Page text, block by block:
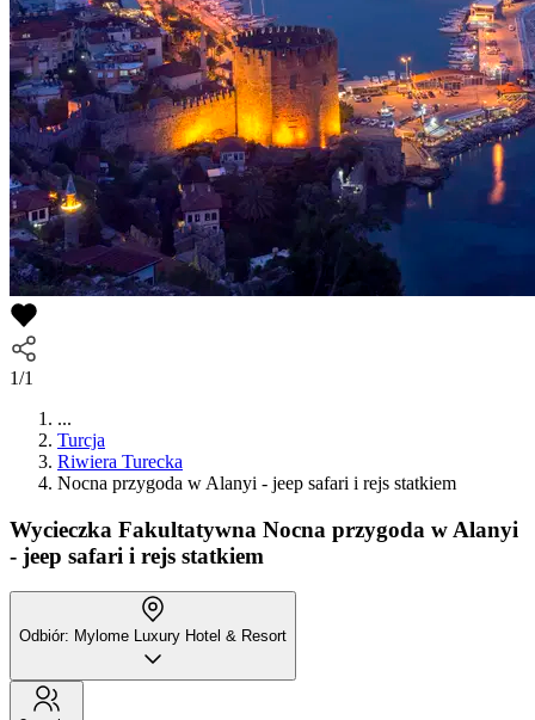
1/1
...
Turcja
Riwiera Turecka
Nocna przygoda w Alanyi - jeep safari i rejs statkiem
Wycieczka Fakultatywna Nocna przygoda w Alanyi
- jeep safari i rejs statkiem
Odbiór: Mylome Luxury Hotel & Resort